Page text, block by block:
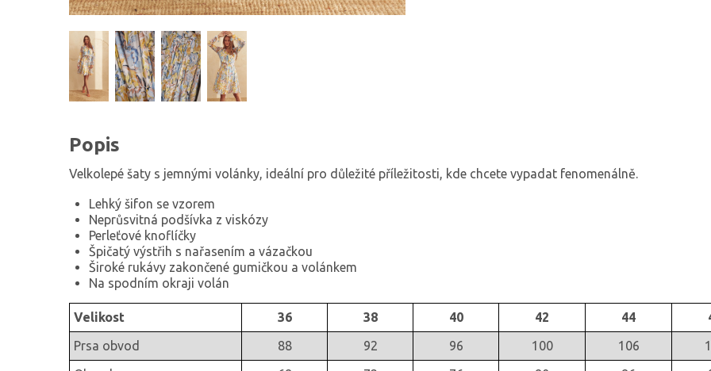
Popis
Velkolepé šaty s jemnými volánky, ideální pro důležité příležitosti, kde chcete vypadat fenomenálně.
Lehký šifon se vzorem
Neprůsvitná podšívka z viskózy
Perleťové knoflíčky
Špičatý výstřih s nařasením a vázačkou
Široké rukávy zakončené gumičkou a volánkem
Na spodním okraji volán
Velikost 36 38 40 42 44
Prsa obvod
88 92 96 100 106